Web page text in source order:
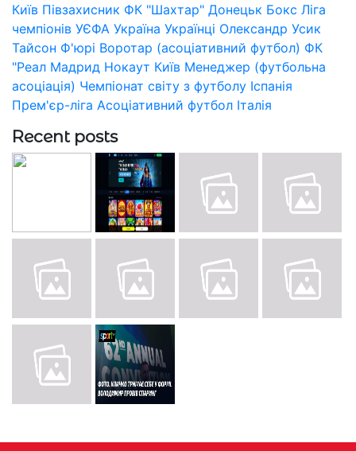
Київ Півзахисник ФК "Шахтар" Донецьк Бокс Ліга
чемпіонів УЄФА Україна Українці Олександр Усик
Тайсон Ф'юрі Воротар (асоціативний футбол) ФК
"Реал Мадрид Нокаут Київ Менеджер (футбольна
асоціація) Чемпіонат світу з футболу Іспанія
Прем'єр-ліга Асоціативний футбол Італія
Recent posts